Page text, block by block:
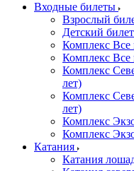
Входные билеты
Взрослый
Детский
Комплекс Все
Комплекс Все
Комплекс
лет)
Комплекс
лет)
Комплекс
Комплекс
Катания
Катания